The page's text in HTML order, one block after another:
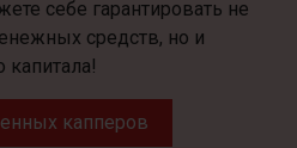
себе гарантировать не
средств, но и
капперов